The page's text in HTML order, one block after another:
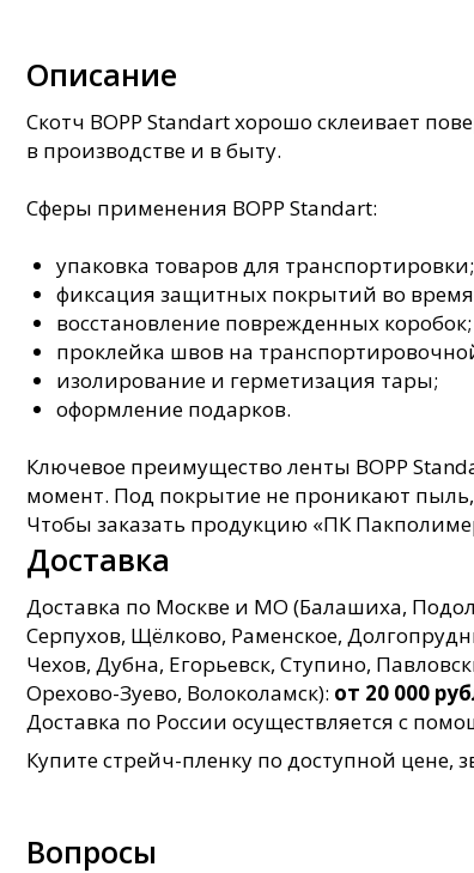
Описание
Скотч BOPP Standart хорошо склеивает
в производстве и в быту.
Сферы применения BOPP Standart:
упаковка товаров для транспортировки;
фиксация защитных покрытий во время
восстановление поврежденных коробок;
проклейка швов на
изолирование и герметизация тары;
оформление подарков.
Ключевое преимущество ленты BOPP
момент. Под покрытие не проникают
Чтобы заказать продукцию «ПК
Доставка
Доставка по Москве и МО (Балашиха,
Серпухов, Щёлково, Раменское,
Чехов, Дубна, Егорьевск, Ступино,
Орехово-Зуево, Волоколамск): от 20 000
Доставка по России осуществляется с
Купите стрейч-пленку по доступной цене,
Вопросы